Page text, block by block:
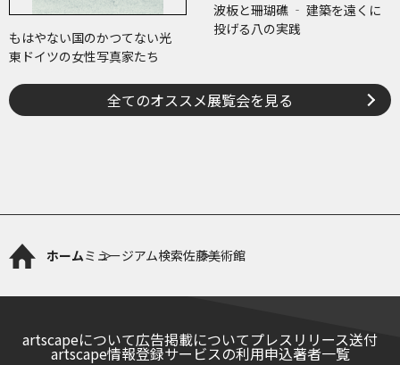
もはやない国のかつてない光
東ドイツの女性写真家たち
波板と珊瑚礁 ‐ 建築を遠くに
投げる八の実践
全てのオススメ展覧会を見る
ホームミュージアム検索佐藤美術館
artscapeについて広告掲載についてプレスリリース送付
artscape情報登録サービスの利用申込著者一覧